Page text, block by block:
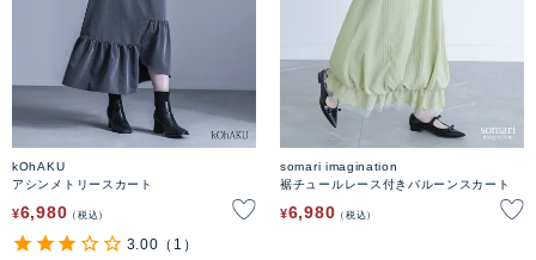
kOhAKU
アシンメトリースカート
¥6,980 税込
3.00 （1）
somari imagination
裾チュールレース付きバルーンスカート
¥6,980 税込